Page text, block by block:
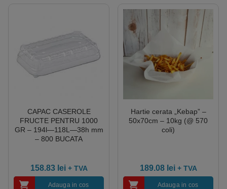
CAPAC CASEROLE
FRUCTE PENTRU 1000
GR – 194l—118L—38h mm
– 800 BUCATA
158.83 lei + TVA
Adauga in cos
Hartie cerata „Kebap” –
50x70cm – 10kg (@ 570
coli)
189.08 lei + TVA
Adauga in cos